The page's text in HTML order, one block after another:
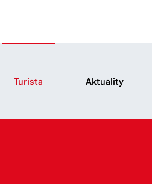
Turista Aktuality